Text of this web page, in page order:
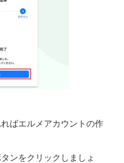
ばエルメアカウントの作
ンをクリックしましょ